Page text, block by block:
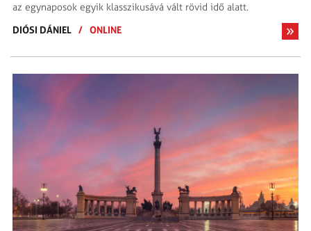
az egynaposok egyik klasszikusává vált rövid idő alatt.
DIÓSI DÁNIEL / ONLINE